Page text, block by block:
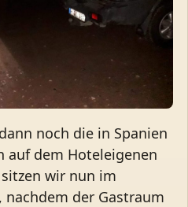
noch die in Spanien
auf dem Hoteleigenen
wir nun im
nachdem der Gastraum